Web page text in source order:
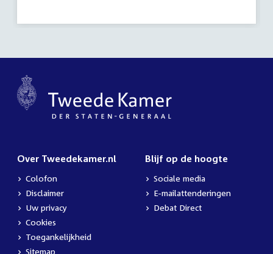
Over Tweedekamer.nl
Colofon
Disclaimer
Uw privacy
Cookies
Toegankelijkheid
Sitemap
Blijf op de hoogte
Sociale media
E-mailattenderingen
Debat Direct